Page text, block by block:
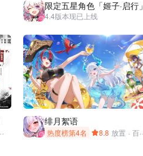
限定五星角色「姬子·启行」
4.4版本现已上线
二次元 · 冒险 · 即时策略 · 免费下载
绯月絮语
热度榜第4名 8.8 放置 · 百媚